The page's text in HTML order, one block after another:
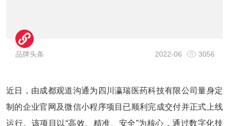
品牌头条 2022-06 3056
近日，由成都观道沟通为四川瀛瑞医药科技有限公司量身定
制的企业官网及微信小程序项目已顺利完成交付并正式上线
运行。该项目以“高效、精准、安全”为核心，通过数字化技